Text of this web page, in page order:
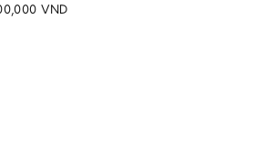
VND